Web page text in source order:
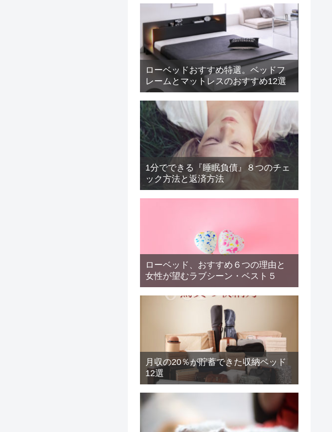
ローベッドおすすめ特選。ベッドフ
レームとマットレスのおすすめ12選
1分でできる『睡眠負債』８つのチェ
ック方法と返済方法
ローベッド、おすすめ６つの理由と
女性が望むラブシーン・ベスト５
月収の20％が貯蓄できた収納ベッド
12選